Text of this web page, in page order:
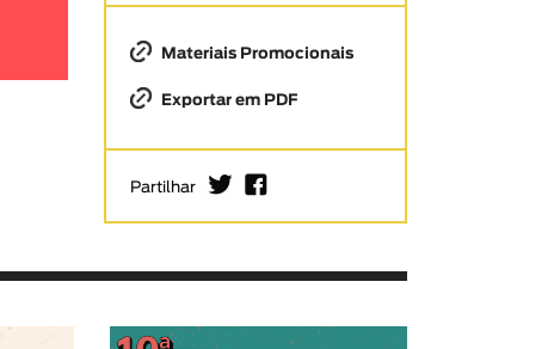
Materiais Promocionais
Exportar em PDF
Partilhar I F